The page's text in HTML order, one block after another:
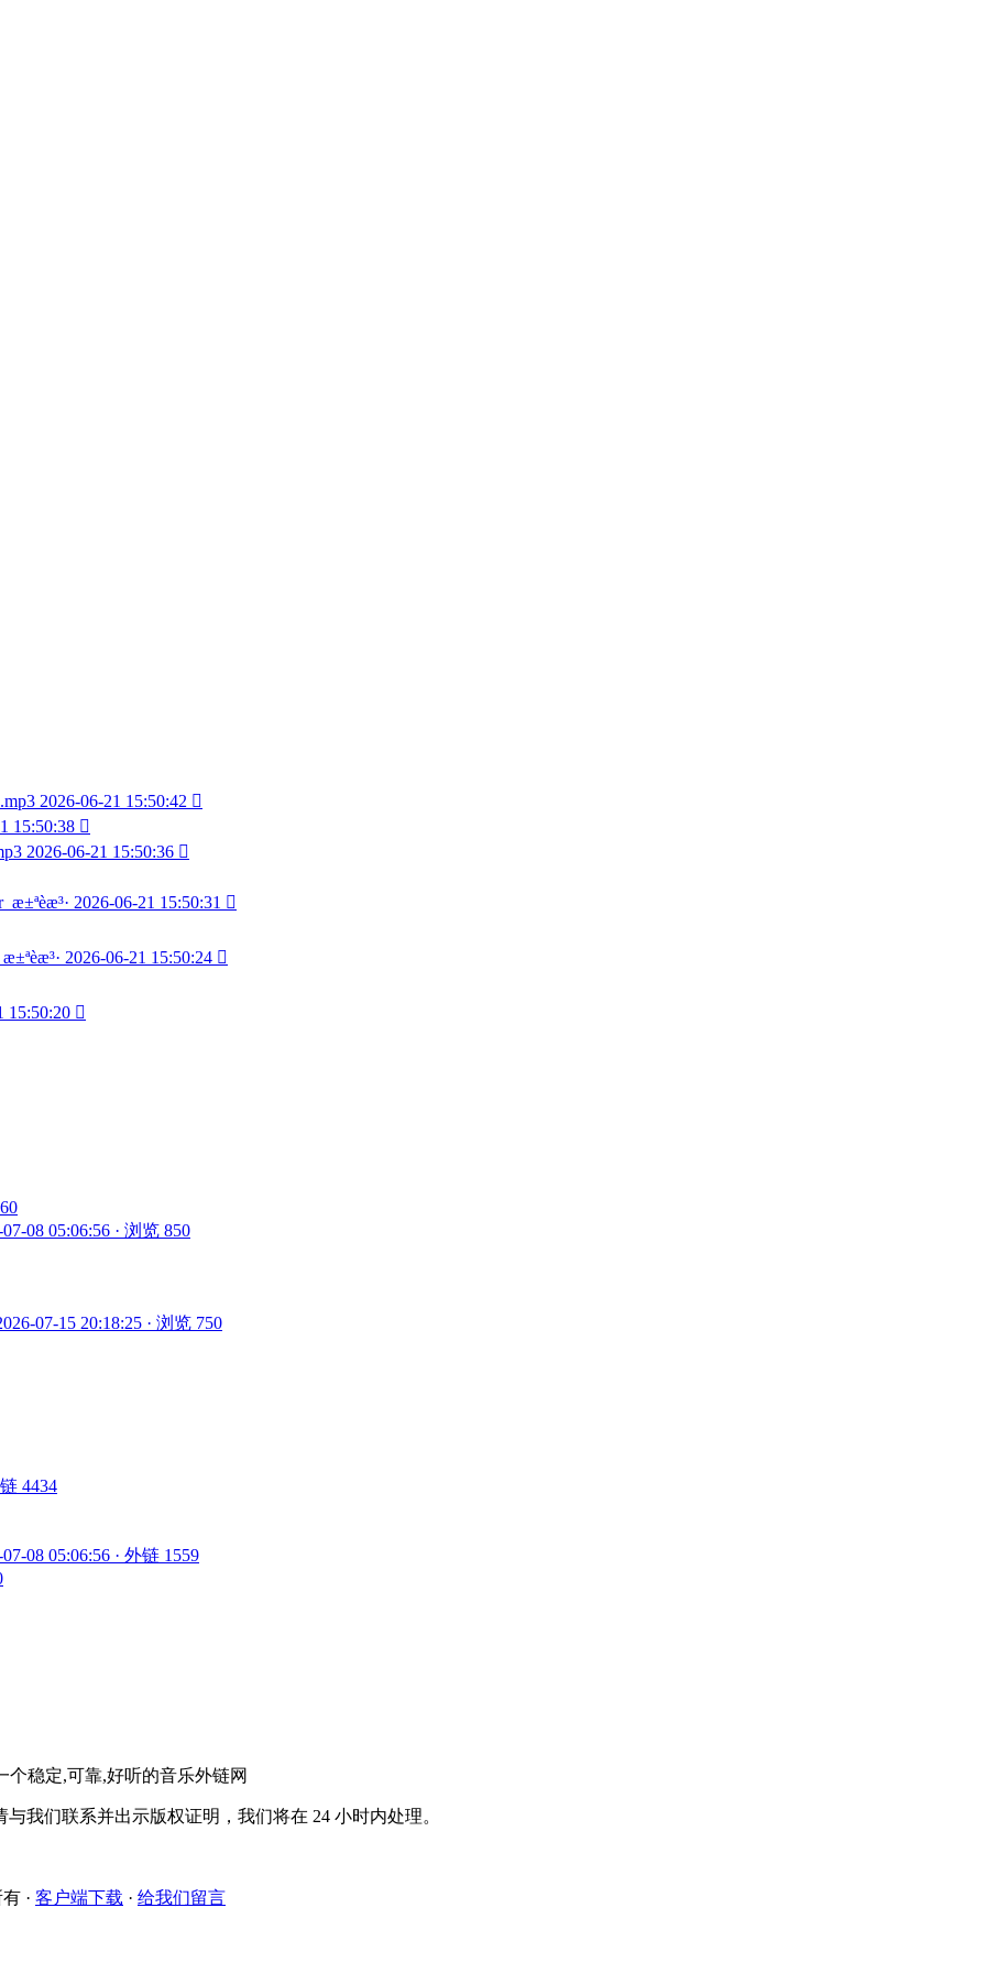
2026-06-21 15:50:42 
15:50:38 
2026-06-21 15:50:36 
2026-06-21 15:50:31 
2026-06-21 15:50:24 
15:50:20 
08 05:06:56 · 浏览 850
07-15 20:18:25 · 浏览 750
4434
08 05:06:56 · 外链 1559
稳定,可靠,好听的音乐外链网
我们联系并出示版权证明，我们将在 24 小时内处理。
有 · 客户端下载 · 给我们留言